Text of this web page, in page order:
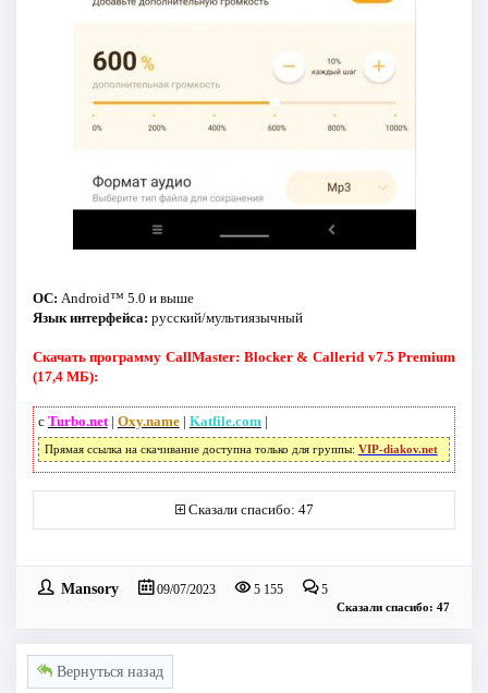
ОС: Android™ 5.0 и выше
Язык интерфейса: русский/мультиязычный
Скачать программу CallMaster: Blocker & Callerid v7.5 Premium
(17,4 МБ):
с Turbo.net| Oxy.name| Katfile.com|
Прямая ссылка на скачивание доступна только для группы: VIP-diakov.net
Сказали спасибо: 47
Mansory 09/07/2023 5 155 5
Сказали спасибо: 47
Вернуться назад